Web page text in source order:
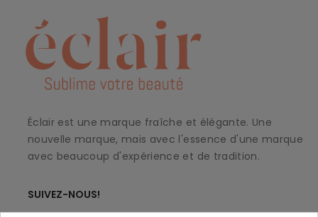
Éclair est une marque fraîche et élégante. Une
nouvelle marque, mais avec l'essence d'une marque
avec beaucoup d'expérience et de tradition.
SUIVEZ-NOUS!